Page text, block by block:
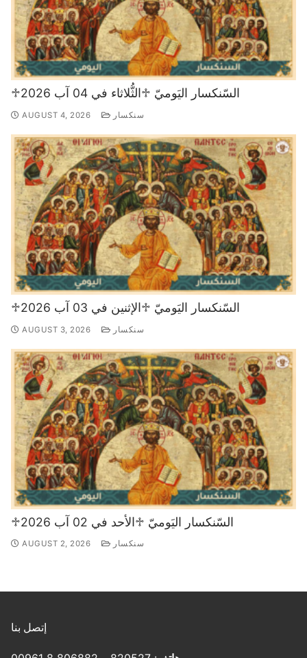
♱السّنكسار اليَوميّ ♱الثُّلاثاء في 04 آب 2026
AUGUST 4, 2026 سنكسار
♱السّنكسار اليَوميّ ♱الإثنين في 03 آب 2026
AUGUST 3, 2026 سنكسار
♱السّنكسار اليَوميّ ♱الأحد في 02 آب 2026
AUGUST 2, 2026 سنكسار
إتصل بنا